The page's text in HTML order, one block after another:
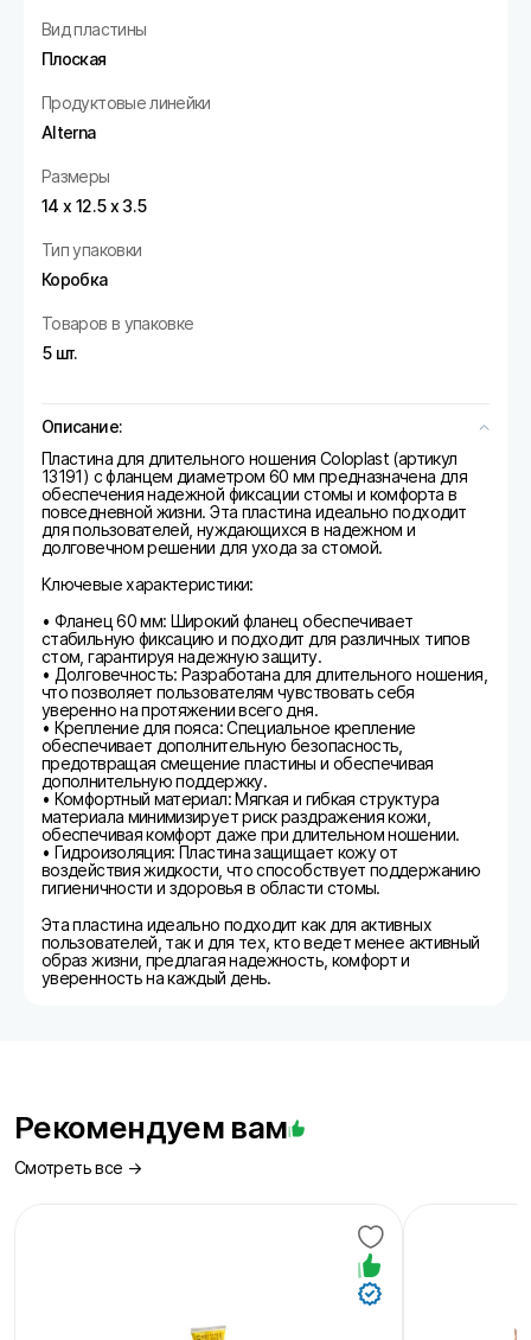
Вид пластины
Плоская
Продуктовые линейки
Alterna
Размеры
14 х 12.5 х 3.5
Тип упаковки
Коробка
Товаров в упаковке
5 шт.
Описание:
Пластина для длительного ношения Coloplast (артикул
13191) с фланцем диаметром 60 мм предназначена для
обеспечения надежной фиксации стомы и комфорта в
повседневной жизни. Эта пластина идеально подходит
для пользователей, нуждающихся в надежном и
долговечном решении для ухода за стомой.
Ключевые характеристики:
• Фланец 60 мм: Широкий фланец обеспечивает
стабильную фиксацию и подходит для различных типов
стом, гарантируя надежную защиту.
• Долговечность: Разработана для длительного ношения,
что позволяет пользователям чувствовать себя
уверенно на протяжении всего дня.
• Крепление для пояса: Специальное крепление
обеспечивает дополнительную безопасность,
предотвращая смещение пластины и обеспечивая
дополнительную поддержку.
• Комфортный материал: Мягкая и гибкая структура
материала минимизирует риск раздражения кожи,
обеспечивая комфорт даже при длительном ношении.
• Гидроизоляция: Пластина защищает кожу от
воздействия жидкости, что способствует поддержанию
гигиеничности и здоровья в области стомы.
Эта пластина идеально подходит как для активных
пользователей, так и для тех, кто ведет менее активный
образ жизни, предлагая надежность, комфорт и
уверенность на каждый день.
Рекомендуем вам
Смотреть все →